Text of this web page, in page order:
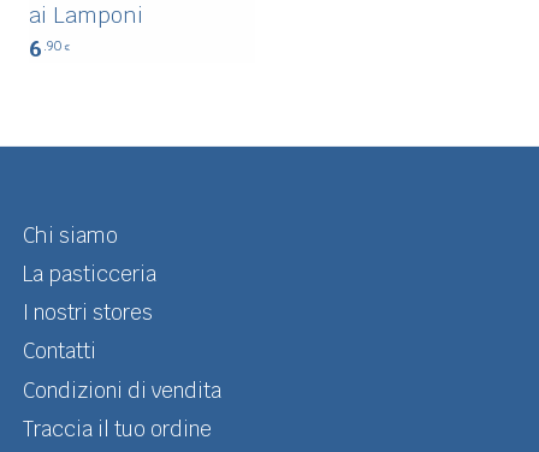
ai Lamponi
6 .90 €
Chi siamo
La pasticceria
I nostri stores
Contatti
Condizioni di vendita
Traccia il tuo ordine